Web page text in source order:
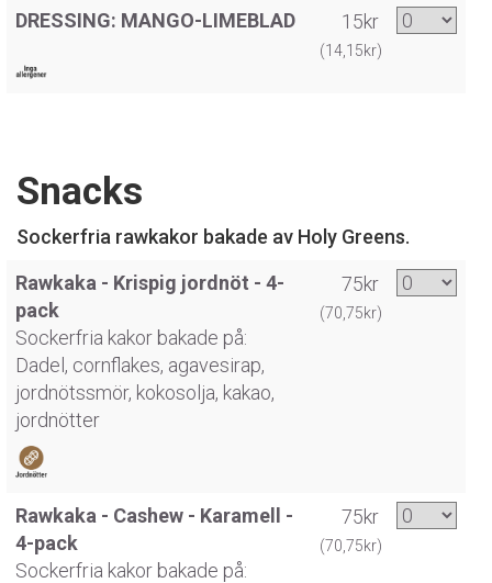
DRESSING: MANGO-LIMEBLAD 15kr
(14,15kr)
Snacks
Sockerfria rawkakor bakade av Holy Greens.
Rawkaka - Krispig jordnöt - 4-
pack
Sockerfria kakor bakade på:
Dadel, cornflakes, agavesirap,
jordnötssmör, kokosolja, kakao,
jordnötter
75kr
(70,75kr)
Rawkaka - Cashew - Karamell -
4-pack
Sockerfria kakor bakade på:
75kr
(70,75kr)